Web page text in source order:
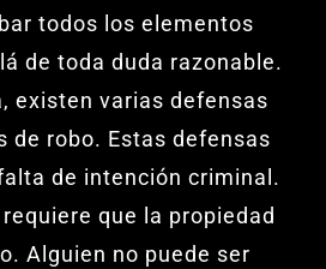
todos los elementos
de toda duda razonable.
existen varias defensas
de robo. Estas defensas
de intención criminal.
que la propiedad
Alguien no puede ser